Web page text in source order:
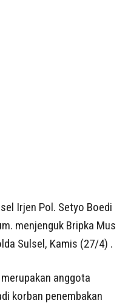
Irjen Pol. Setyo Boedi
menjenguk Bripka Mus
Sulsel, Kamis (27/4) .
anggota
korban penembakan